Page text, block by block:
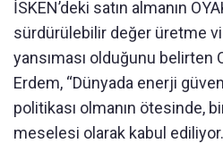
İSKEN’deki satın almanın
sürdürülebilir değer üretme
yansıması olduğunu belirten
Erdem, “Dünyada enerji
politikası olmanın ötesinde,
meselesi olarak kabul ediliyor.